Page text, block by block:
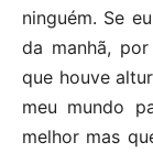
ninguém. Se
da manhã,
que houve
meu mundo
melhor mas